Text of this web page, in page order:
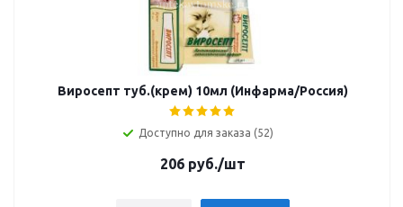
Виросепт туб.(крем) 10мл (Инфарма/Россия)
Доступно для заказа (52)
206руб./шт